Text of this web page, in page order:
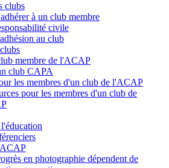
clubs
à un club membre
civile
au club
membre de l'ACAP
club CAPA
les membres d'un club de l'ACAP
pour les membres d'un club de
en photographie dépendent de